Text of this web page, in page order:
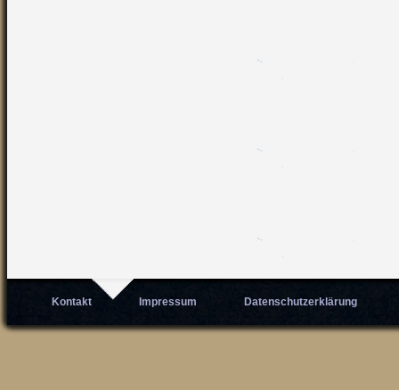
Kontakt Impressum Datenschutzerklärung